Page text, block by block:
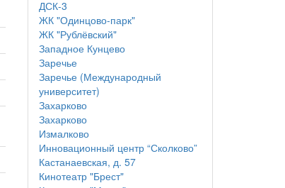
ДСК-3
ЖК "Одинцово-парк"
ЖК "Рублёвский"
Западное Кунцево
Заречье
Заречье (Международный
университет)
Захарково
Захарково
Измалково
Инновационный центр “Сколково”
Кастанаевская, д. 57
Кинотеатр "Брест"